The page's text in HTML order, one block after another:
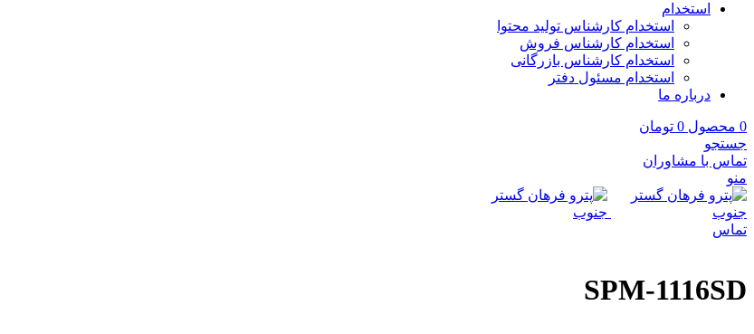
استخدام
استخدام کارشناس تولید محتوا
استخدام کارشناس فروش
استخدام کارشناس بازرگانی
استخدام مسئول دفتر
درباره ما
0 محصول 0 تومان
جستجو
تماس با مشاوران
منو
تماس
SPM-1116SD